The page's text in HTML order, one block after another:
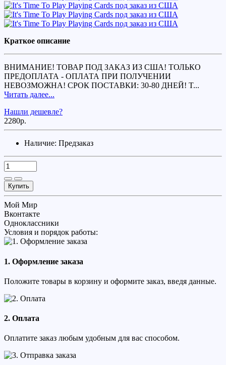
Краткое описание
ВНИМАНИЕ! ТОВАР ПОД ЗАКАЗ ИЗ США! ТОЛЬКО
ПРЕДОПЛАТА - ОПЛАТА ПРИ ПОЛУЧЕНИИ
НЕВОЗМОЖНА! СРОК ПОСТАВКИ: 30-80 ДНЕЙ! T...
Читать далее...
Нашли дешевле?
2280р.
Наличие: Предзаказ
Купить
Мой Мир
Вконтакте
Одноклассники
Условия и порядок работы:
1. Оформление заказа
Положите товары в корзину и оформите заказ, введя данные.
2. Оплата
Оплатите заказ любым удобным для вас способом.